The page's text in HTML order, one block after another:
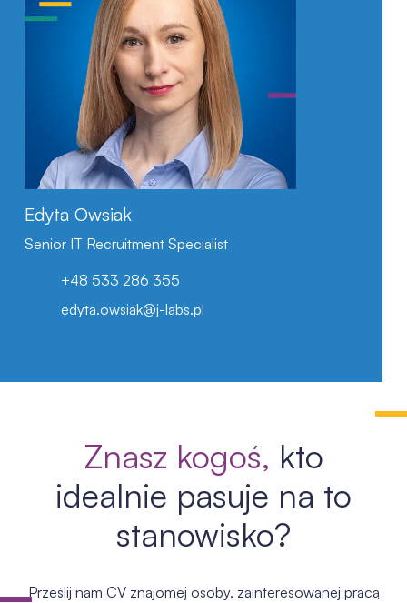
LinkedIn
Edyta Owsiak
Senior IT Recruitment Specialist
+48 533 286 355
edyta.owsiak@j-labs.pl
Znasz kogoś, kto
idealnie pasuje na to
stanowisko?
Prześlij nam CV znajomej osoby, zainteresowanej pracą